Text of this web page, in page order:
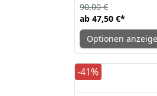
ab 47,50 €*
90,00 €
Optionen
-41%